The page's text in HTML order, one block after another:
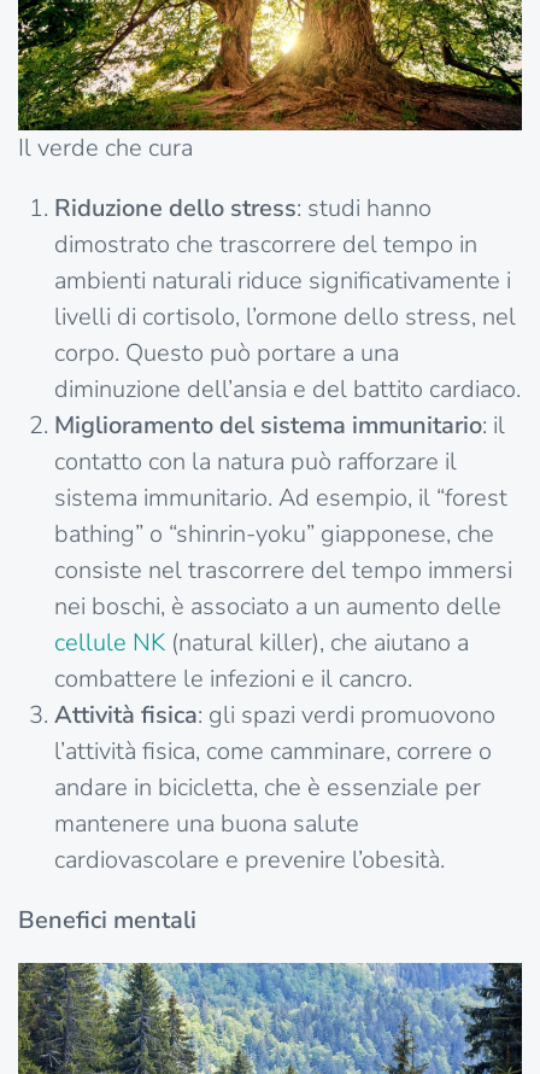
Il verde che cura
Riduzione dello stress: studi hanno
dimostrato che trascorrere del tempo in
ambienti naturali riduce significativamente i
livelli di cortisolo, l’ormone dello stress, nel
corpo. Questo può portare a una
diminuzione dell’ansia e del battito cardiaco.
Miglioramento del sistema immunitario: il
contatto con la natura può rafforzare il
sistema immunitario. Ad esempio, il “forest
bathing” o “shinrin-yoku” giapponese, che
consiste nel trascorrere del tempo immersi
nei boschi, è associato a un aumento delle
cellule NK (natural killer), che aiutano a
combattere le infezioni e il cancro.
Attività fisica: gli spazi verdi promuovono
l’attività fisica, come camminare, correre o
andare in bicicletta, che è essenziale per
mantenere una buona salute
cardiovascolare e prevenire l’obesità.
Benefici mentali